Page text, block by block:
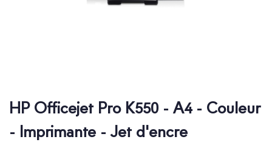
HP Officejet Pro K550 - A4 - Couleur
- Imprimante - Jet d'encre